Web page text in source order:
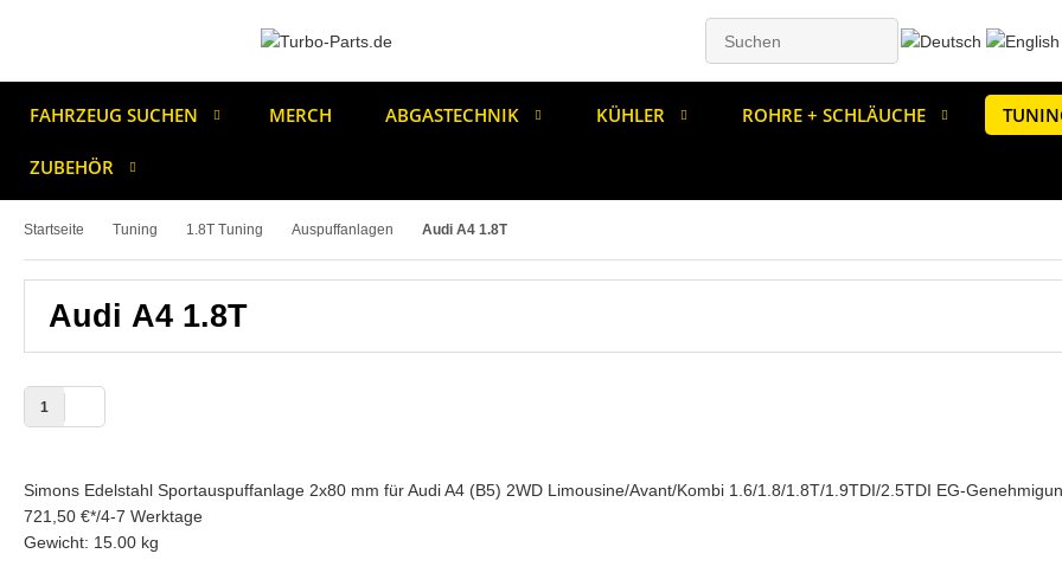
FAHRZEUG SUCHEN MERCH ABGASTECHNIK KÜHLER ROHRE + SCHLÄUCHE
ZUBEHÖR
Startseite Tuning 1.8T Tuning Auspuffanlagen Audi A4 1.8T
Audi A4 1.8T
1
Simons Edelstahl Sportauspuffanlage 2x80 mm für Audi A4 (B5) 2WD Limousine/Avant/Kombi 1.6/1.8/1.8T/1.9TDI/2.5TDI EG-
721,50 €*/4-7 Werktage
Gewicht: 15.00 kg